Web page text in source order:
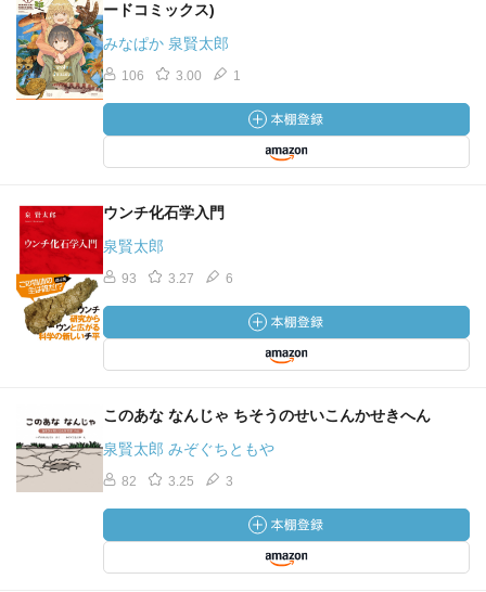
ードコミックス)
みなぱか 泉賢太郎
106 3.00 1
ウンチ化石学入門
泉賢太郎
93 3.27 6
このあな なんじゃ ちそうのせいこんかせきへん
泉賢太郎 みぞぐちともや
82 3.25 3